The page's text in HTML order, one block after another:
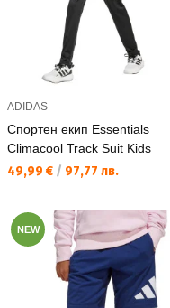
ADIDAS
Спортен екип Essentials
Climacool Track Suit Kids
Текуща цена:
49,99 € / 97,77 лв.
NEW